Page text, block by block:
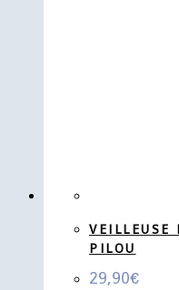
VEILLEUSE
PILOU
29,90€